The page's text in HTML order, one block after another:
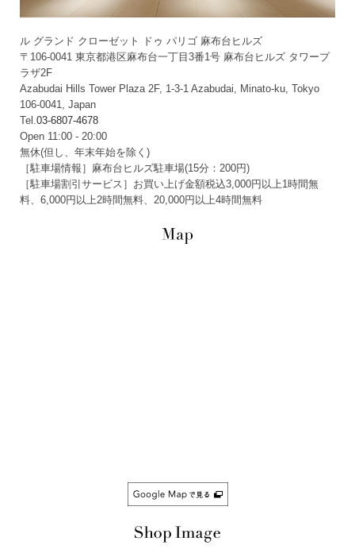
ル グランド クローゼット ドゥ パリゴ 麻布台ヒルズ
〒106-0041 東京都港区麻布台一丁目3番1号 麻布台ヒルズ タワープ
ラザ2F
Azabudai Hills Tower Plaza 2F, 1-3-1 Azabudai, Minato-ku, Tokyo
106-0041, Japan
Tel.03-6807-4678
Open 11:00 - 20:00
無休(但し、年末年始を除く)
［駐車場情報］麻布台ヒルズ駐車場(15分：200円)
［駐車場割引サービス］お買い上げ金額税込3,000円以上1時間無
料、6,000円以上2時間無料、20,000円以上4時間無料